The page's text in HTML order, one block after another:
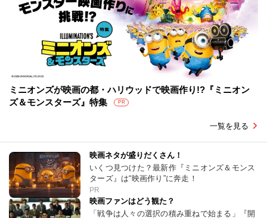
ミニオンズが映画の都・ハリウッドで映画作り!?『ミニオン
ズ＆モンスターズ』特集
PR
一覧を見る
映画ネタが盛りだくさん！
いくつ見つけた？最新作『ミニオンズ＆モンス
ターズ』は“映画作り”に奔走！
PR
映画ファンはどう観た？
「戦争は人々の選択の積み重ねで始まる」『開